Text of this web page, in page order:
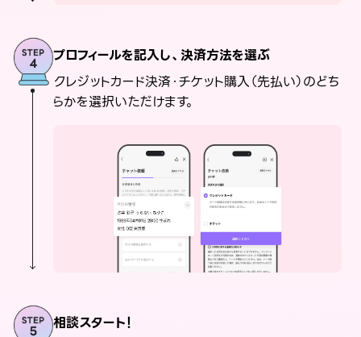
プロフィールを記入し、決済方法を選ぶ
クレジットカード決済・チケット購入（先払い）のどち
らかを選択いただけます。
相談スタート！